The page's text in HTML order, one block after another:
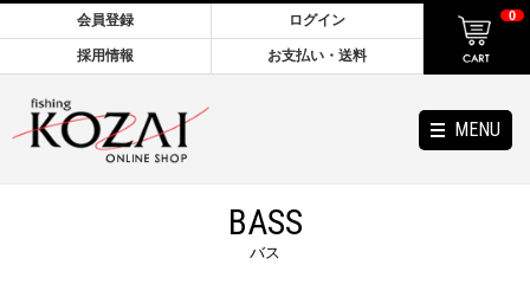
MENU
会員登録 ログイン
採用情報 お支払い・送料
0
BASS
バス